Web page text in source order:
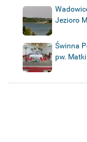
Jezioro
Świnna
pw. Matki